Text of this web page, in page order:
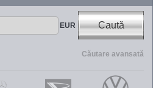
EUR Caută
Căutare avansată